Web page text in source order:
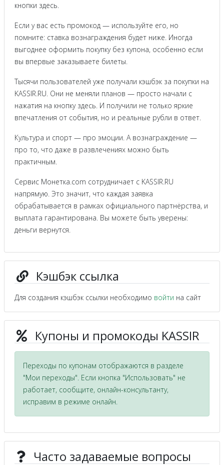
кнопки здесь.
Если у вас есть промокод — используйте его, но
помните: ставка вознаграждения будет ниже. Иногда
выгоднее оформить покупку без купона, особенно если
вы впервые заказываете билеты.
Тысячи пользователей уже получали кэшбэк за покупки на
KASSIR.RU. Они не меняли планов — просто начали с
нажатия на кнопку здесь. И получили не только яркие
впечатления от события, но и реальные рубли в ответ.
Культура и спорт — про эмоции. А вознаграждение —
про то, что даже в развлечениях можно быть
практичным.
Сервис Монетка.com сотрудничает с KASSIR.RU
напрямую. Это значит, что каждая заявка
обрабатывается в рамках официального партнёрства, и
выплата гарантирована. Вы можете быть уверены:
деньги вернутся.
Кэшбэк ссылка
Для создания кэшбэк ссылки необходимо войти на сайт
Купоны и промокоды KASSIR
Переходы по купонам отображаются в разделе
"Мои переходы". Если кнопка "Использовать" не
работает, сообщите, онлайн-консультанту,
исправим в режиме онлайн.
Часто задаваемые вопросы